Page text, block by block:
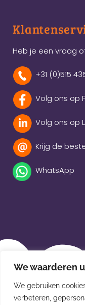
We waarderen
We gebruiken
verbeteren,
Heb je een vraag
+31 (0)515
Volg ons op
Volg ons op
Krijg de
WhatsApp
Beleidsverklaring
Privacybeleid
Disclaimer